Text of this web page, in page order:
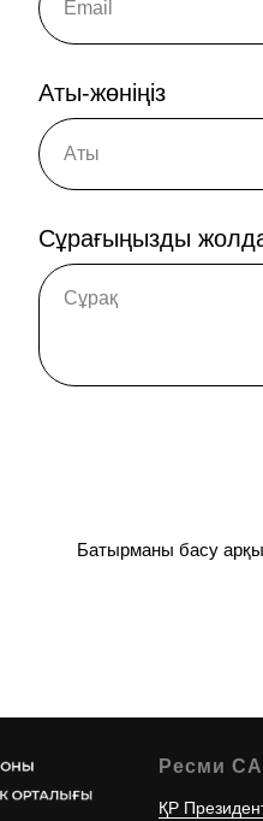
Аты-жөніңіз
Сұрағыңызды
Батырманы басу
Ресми
ҚР